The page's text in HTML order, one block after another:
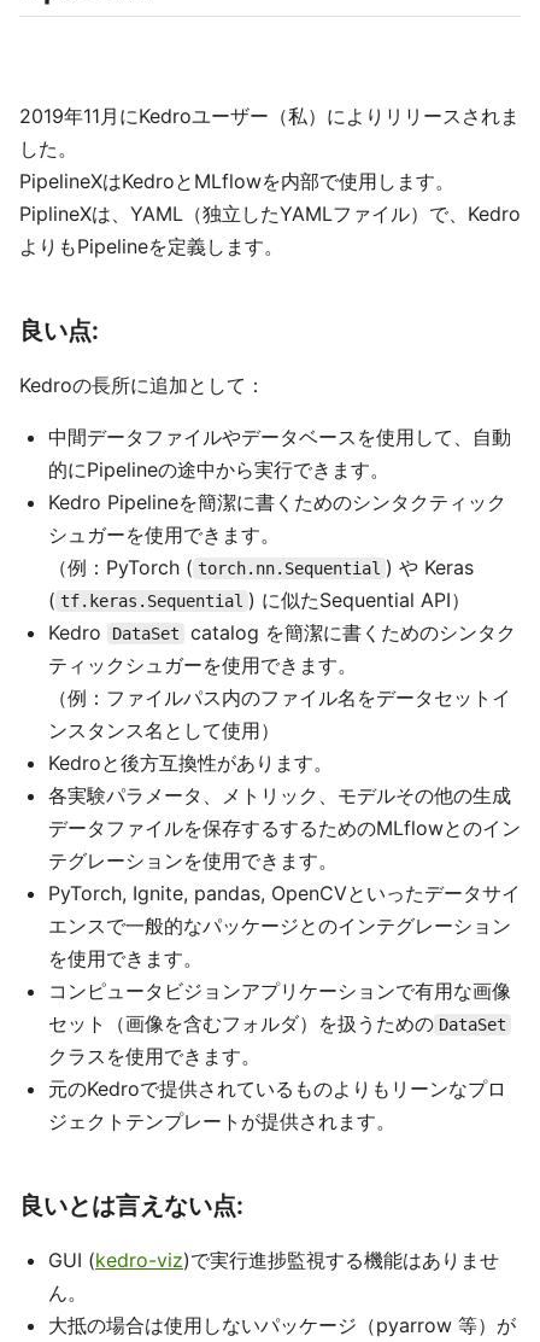
2019年11月にKedroユーザー（私）によりリリースされま
した。
PipelineXはKedroとMLflowを内部で使用します。
PiplineXは、YAML（独立したYAMLファイル）で、Kedro
よりもPipelineを定義します。
良い点:
Kedroの長所に追加として：
中間データファイルやデータベースを使用して、自動
的にPipelineの途中から実行できます。
Kedro Pipelineを簡潔に書くためのシンタクティック
シュガーを使用できます。
（例：PyTorch ( torch.nn.Sequential ) や Keras
( tf.keras.Sequential ) に似たSequential API）
Kedro
DataSet
catalog を簡潔に書くためのシンタク
ティックシュガーを使用できます。
（例：ファイルパス内のファイル名をデータセットイ
ンスタンス名として使用）
Kedroと後方互換性があります。
各実験パラメータ、メトリック、モデルその他の生成
データファイルを保存するするためのMLflowとのイン
テグレーションを使用できます。
PyTorch, Ignite, pandas, OpenCVといったデータサイ
エンスで一般的なパッケージとのインテグレーション
を使用できます。
コンピュータビジョンアプリケーションで有用な画像
セット（画像を含むフォルダ）を扱うための DataSet
クラスを使用できます。
元のKedroで提供されているものよりもリーンなプロ
ジェクトテンプレートが提供されます。
良いとは言えない点:
GUI (kedro-viz)で実行進捗監視する機能はありませ
ん。
大抵の場合は使用しないパッケージ（pyarrow 等）が